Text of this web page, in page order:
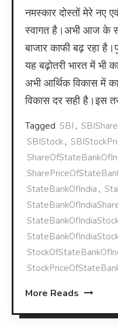
नमस्कार दोस्तों मेरे नए
स्वागत है।अभी आज के
बाजार काफी बढ़ रहा
यह बढ़ोतरी भारत में भी
अभी आर्थिक विकास में
विकास दर सही है।इस
Tagged SBI , SBIShare
SBIStock ,
StateBankOfIndia ,
More Reads